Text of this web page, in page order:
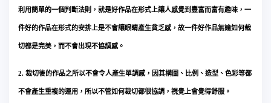
利用簡單的一個判斷法則，就是好作品在形式上讓人感覺到豐富而富有趣味，一
件好的作品在形式的安排上是不會讓眼睛產生貧乏感，故一件好作品無論如何裁
切都是完美，而不會出現不協調感。
2. 裁切後的作品之所以不會令人產生單調感，因其構圖、比例、造型、色彩等都
不會產生重複的運用，所以不管如何裁切都很協調，視覺上會覺得舒服。